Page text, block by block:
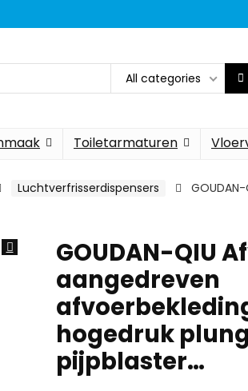
All categories
Toiletarmaturen
Luchtverfrisserdispensers
GOUDAN-QIU
aangedreven
hogedruk
pijpblaster…